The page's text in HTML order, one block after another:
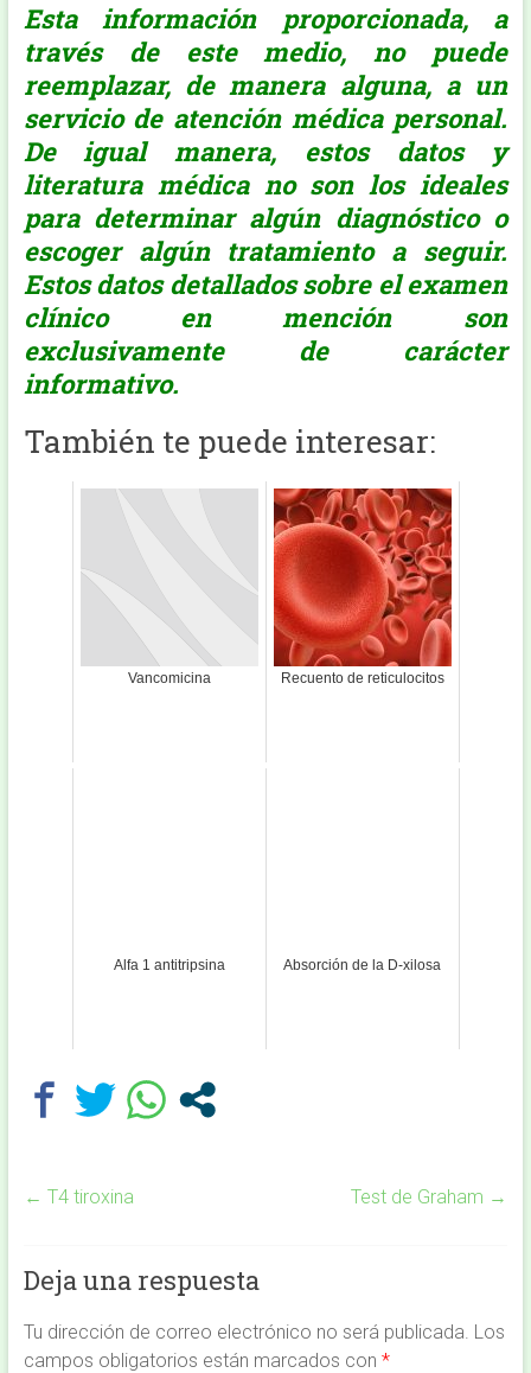
Esta información proporcionada, a
través de este medio, no puede
reemplazar, de manera alguna, a un
servicio de atención médica personal.
De igual manera, estos datos y
literatura médica no son los ideales
para determinar algún diagnóstico o
escoger algún tratamiento a seguir.
Estos datos detallados sobre el examen
clínico en mención son
exclusivamente de carácter
informativo.
También te puede interesar:
Vancomicina Recuento de reticulocitos
Alfa 1 antitripsina Absorción de la D-xilosa
← T4 tiroxina Test de Graham →
Deja una respuesta
Tu dirección de correo electrónico no será publicada. Los
campos obligatorios están marcados con *